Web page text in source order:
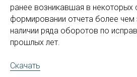
ранее возникавшая в некоторых
формировании отчета более чем
наличии ряда оборотов по
прошлых лет.
Скачать